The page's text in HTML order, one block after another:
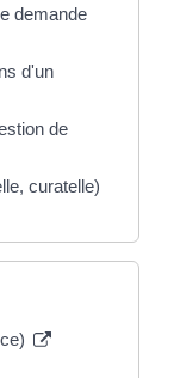
demande
d'un
de
curatelle)